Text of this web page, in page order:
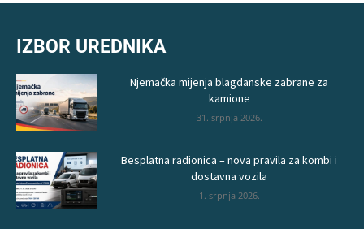
IZBOR UREDNIKA
Njemačka mijenja blagdanske zabrane za
kamione
31. srpnja 2026.
Besplatna radionica – nova pravila za kombi i
dostavna vozila
1. srpnja 2026.